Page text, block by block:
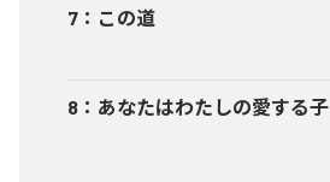
7 ： この道
8 ： あなたはわたしの愛する子